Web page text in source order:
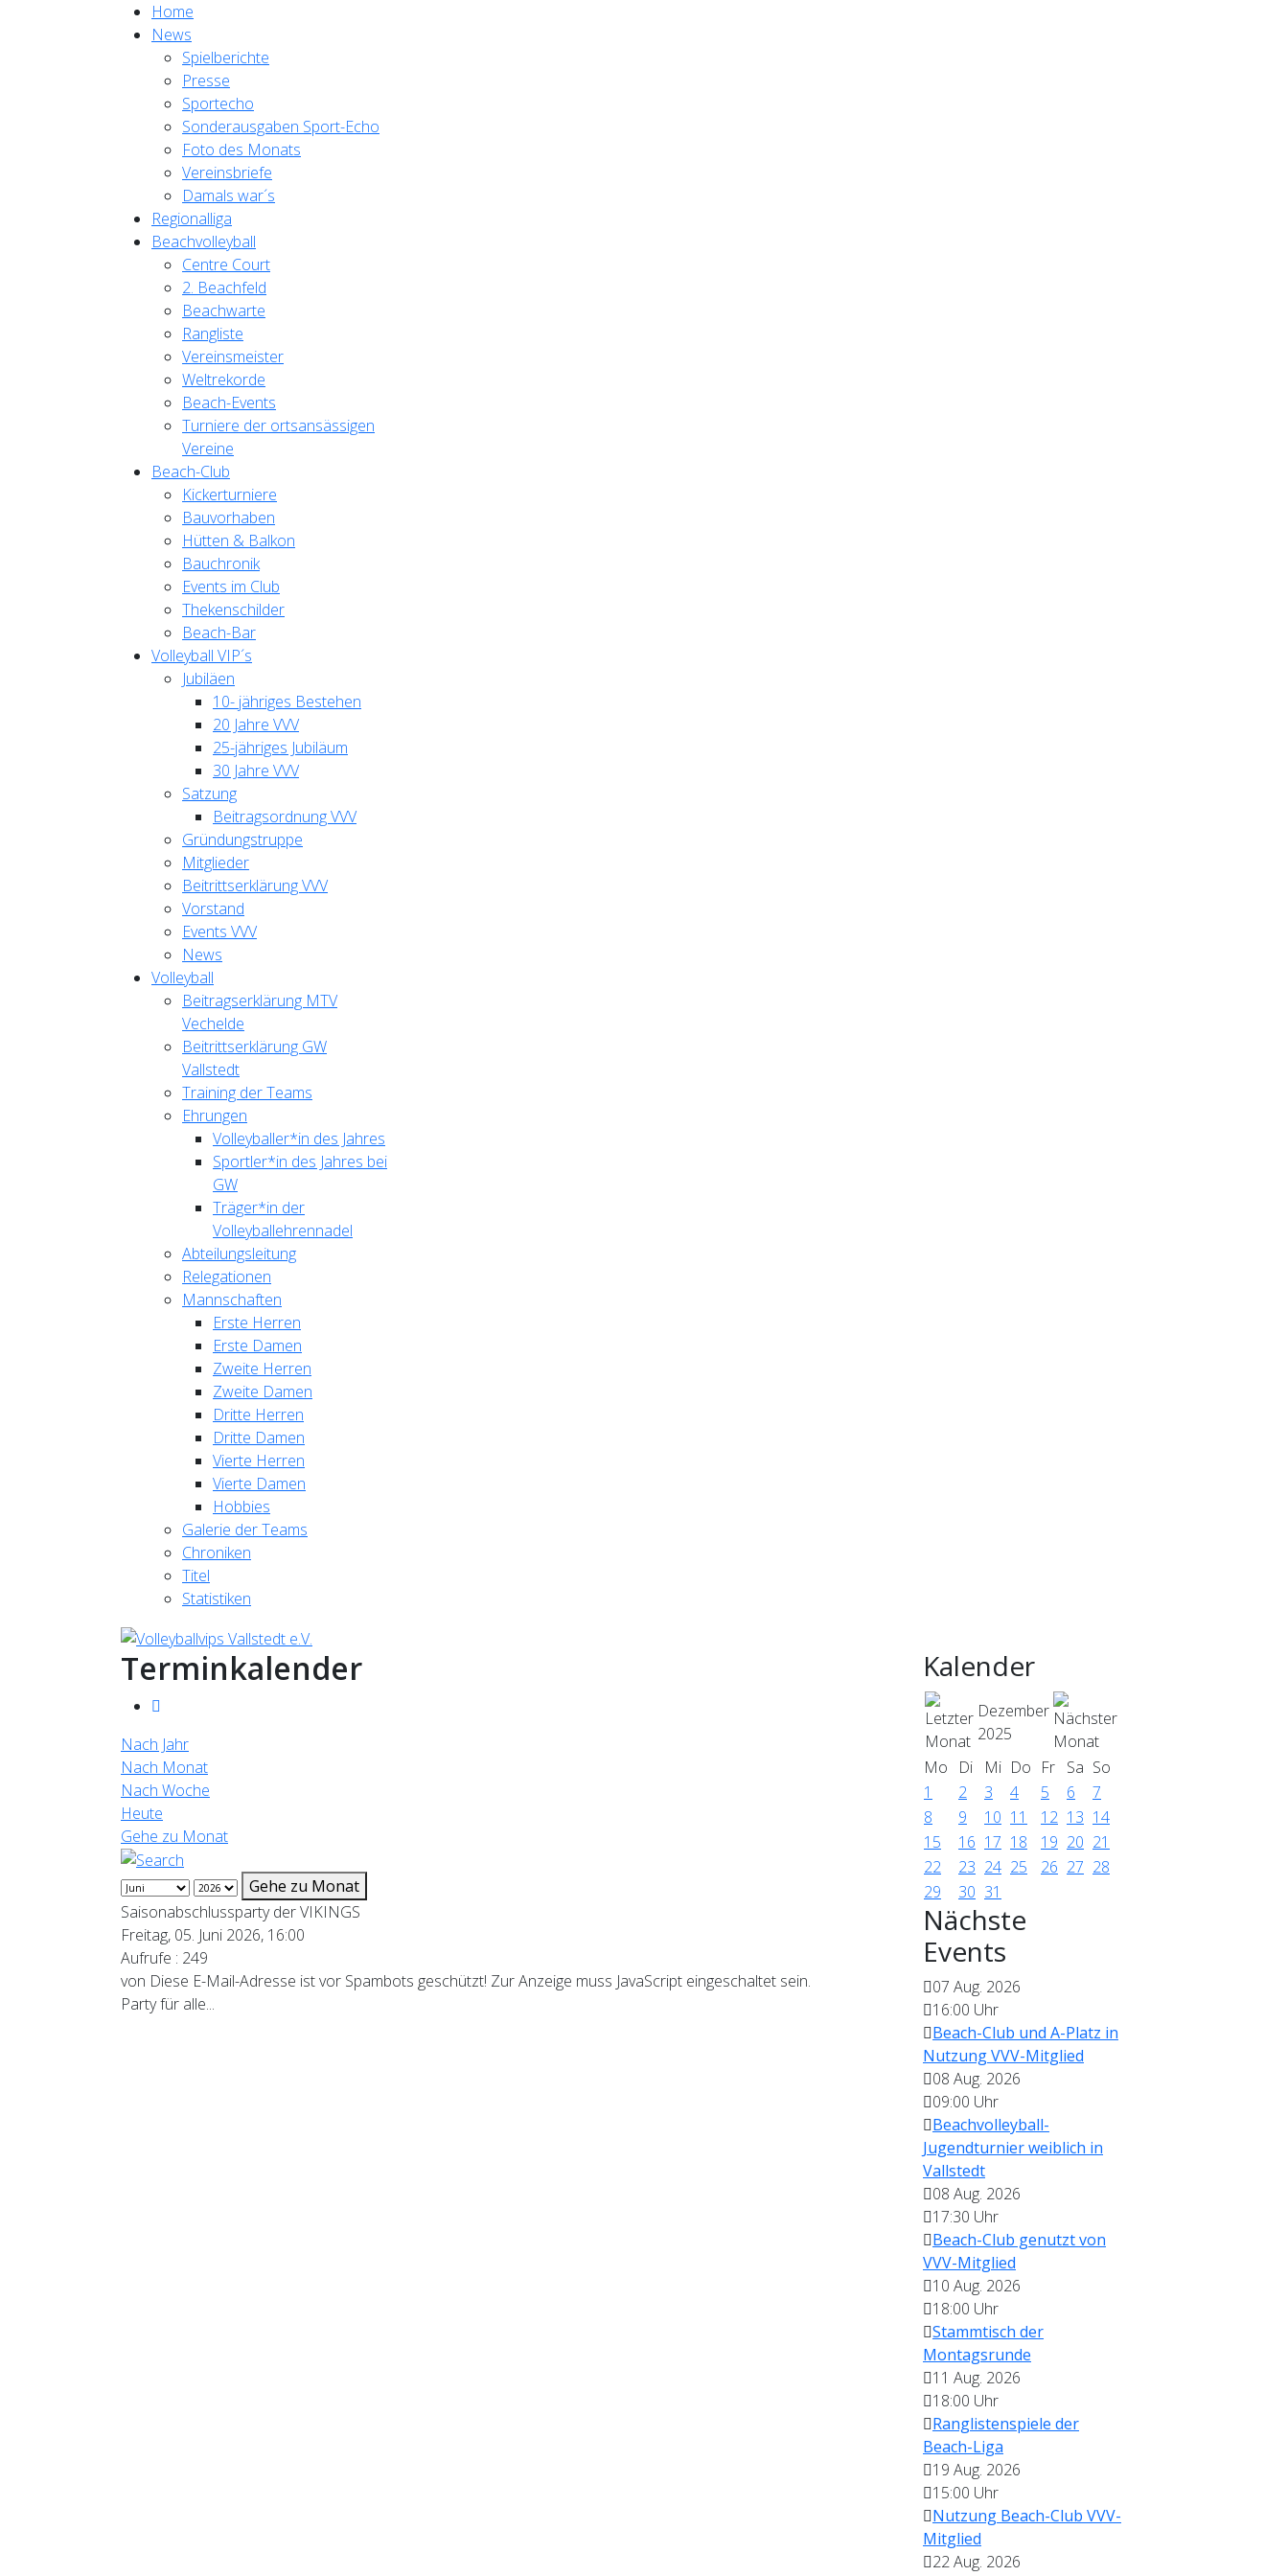
Home
News
Spielberichte
Presse
Sportecho
Sonderausgaben Sport-Echo
Foto des Monats
Vereinsbriefe
Damals war´s
Regionalliga
Beachvolleyball
Centre Court
2. Beachfeld
Beachwarte
Rangliste
Vereinsmeister
Weltrekorde
Beach-Events
Turniere der ortsansässigen
Vereine
Beach-Club
Kickerturniere
Bauvorhaben
Hütten & Balkon
Bauchronik
Events im Club
Thekenschilder
Beach-Bar
Volleyball VIP´s
Jubiläen
10- jähriges Bestehen
20 Jahre VVV
25-jähriges Jubiläum
30 Jahre VVV
Satzung
Beitragsordnung VVV
Gründungstruppe
Mitglieder
Beitrittserklärung VVV
Vorstand
Events VVV
News
Volleyball
Beitragserklärung MTV
Vechelde
Beitrittserklärung GW
Vallstedt
Training der Teams
Ehrungen
Volleyballer*in des Jahres
Sportler*in des Jahres bei
GW
Träger*in der
Volleyballehrennadel
Abteilungsleitung
Relegationen
Mannschaften
Erste Herren
Erste Damen
Zweite Herren
Zweite Damen
Dritte Herren
Dritte Damen
Vierte Herren
Vierte Damen
Hobbies
Galerie der Teams
Chroniken
Titel
Statistiken
Terminkalender
Nach Jahr
Nach Monat
Nach Woche
Heute
Gehe zu Monat
Gehe zu Monat
Saisonabschlussparty der VIKINGS
Freitag, 05. Juni 2026, 16:00
Aufrufe : 249
von Diese E-Mail-Adresse ist vor Spambots geschützt! Zur Anzeige muss JavaScript eingeschaltet sein.
Party für alle...
Kalender
Dezember
2025
Mo
Di Mi Do Fr Sa So
1
2 3 4 5 6
7
8
9 10 11 12 13 14
15
16 17 18 19 20 21
22
23 24 25 26 27 28
29
30 31
Nächste
Events
07 Aug. 2026
16:00 Uhr
Beach-Club und A-Platz in
Nutzung VVV-Mitglied
08 Aug. 2026
09:00 Uhr
Beachvolleyball-
Jugendturnier weiblich in
Vallstedt
08 Aug. 2026
17:30 Uhr
Beach-Club genutzt von
VVV-Mitglied
10 Aug. 2026
18:00 Uhr
Stammtisch der
Montagsrunde
11 Aug. 2026
18:00 Uhr
Ranglistenspiele der
Beach-Liga
19 Aug. 2026
15:00 Uhr
Nutzung Beach-Club VVV-
Mitglied
22 Aug. 2026